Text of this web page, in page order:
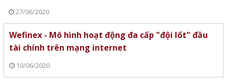
27/06/2020
Wefinex - Mô hình hoạt động đa cấp "đội lốt" đầu
tài chính trên mạng internet
10/06/2020